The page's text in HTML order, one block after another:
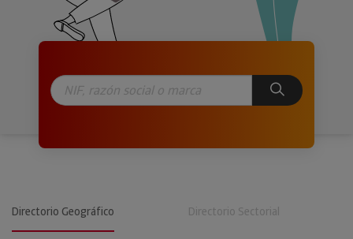
Directorio Geográfico Directorio Sectorial